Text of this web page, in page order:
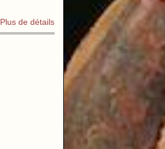
Plus de détails